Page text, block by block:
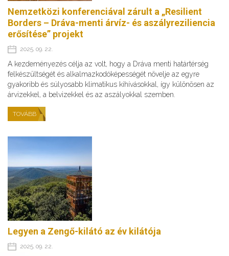
Nemzetközi konferenciával zárult a „Resilient
Borders – Dráva-menti árvíz- és aszályreziliencia
erősítése” projekt
2025. 09. 22.
A kezdeményezés célja az volt, hogy a Dráva menti határtérség
felkészültségét és alkalmazkodóképességét növelje az egyre
gyakoribb és súlyosabb klimatikus kihívásokkal, így különösen az
árvizekkel, a belvizekkel és az aszályokkal szemben.
TOVÁBB
Legyen a Zengő-kilátó az év kilátója
2025. 09. 22.